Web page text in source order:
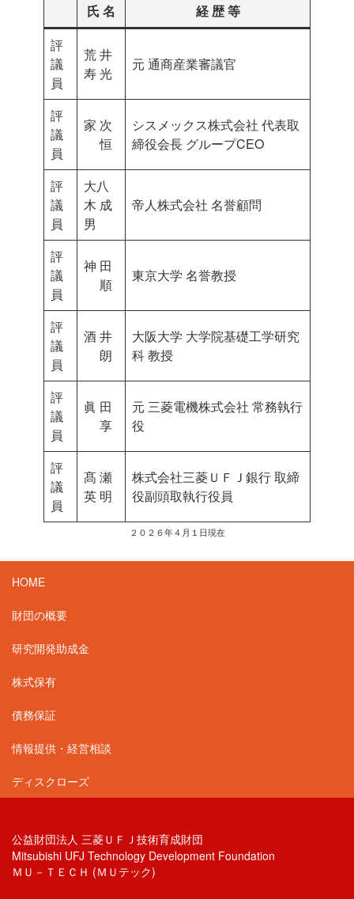
氏 名
経 歴 等
評
議
員
荒 井
寿 光
元 通商産業審議官
評
議
員
家 次
恒
シスメックス株式会社 代表取
締役会長 グループCEO
評
議
員
大八
木 成
男
帝人株式会社 名誉顧問
評
議
員
神 田
順
東京大学 名誉教授
評
議
員
酒 井
朗
大阪大学 大学院基礎工学研究
科 教授
評
議
員
眞 田
享
元 三菱電機株式会社 常務執行
役
評
議
員
髙 瀬
英 明
株式会社三菱ＵＦＪ銀行 取締
役副頭取執行役員
２０２６年４月１日現在
HOME
財団の概要
研究開発助成金
株式保有
債務保証
情報提供・経営相談
ディスクローズ
公益財団法人 三菱ＵＦＪ技術育成財団
Mitsubishi UFJ Technology Development Foundation
ＭＵ－ＴＥＣＨ (ＭＵテック)